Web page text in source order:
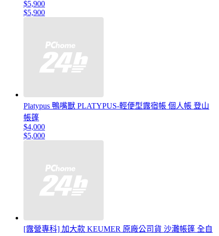
$5,900
$5,900
Platypus 鴨嘴獸 PLATYPUS-輕便型露宿帳 個人帳 登山
帳篷
$4,000
$5,000
[露營專科] 加大款 KEUMER 原廠公司貨 沙灘帳篷 全自